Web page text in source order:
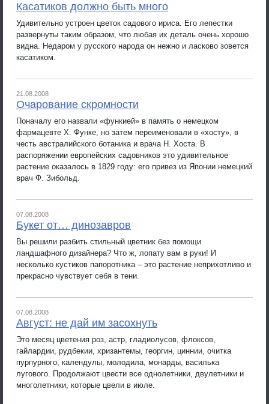
Касатиков должно быть много
Удивительно устроен цветок садового ириса. Его лепестки
развернуты таким образом, что любая их деталь очень хорошо
видна. Недаром у русского народа он нежно и ласково зовется
касатиком.
21.08.2008
Очарование скромности
Поначалу его назвали «функией» в память о немецком
фармацевте Х. Функе, но затем переименовали в «хосту», в
честь австралийского ботаника и врача Н. Хоста. В
распоряжении европейских садовников это удивительное
растение оказалось в 1829 году: его привез из Японии немецкий
врач Ф. Зибольд.
07.08.2008
Букет от… динозавров
Вы решили разбить стильный цветник без помощи
ландшафного дизайнера? Что ж, лопату вам в руки! И
несколько кустиков папоротника – это растение неприхотливо и
прекрасно чувствует себя в тени.
07.08.2008
Август: не дай им засохнуть
Это месяц цветения роз, астр, гладиолусов, флоксов,
гайлардии, рудбекии, хризантемы, георгин, циннии, очитка
пурпурного, календулы, молодила, монарды, василька
лугового. Продолжают цвести все однолетники, двулетники и
многолетники, которые цвели в июле.